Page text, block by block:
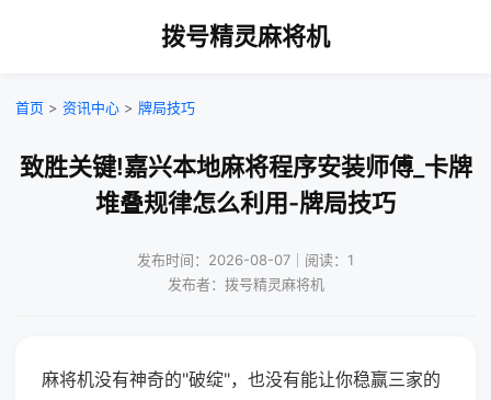
拨号精灵麻将机
首页 > 资讯中心 > 牌局技巧
致胜关键!嘉兴本地麻将程序安装师傅_卡牌
堆叠规律怎么利用-牌局技巧
发布时间：2026-08-07｜阅读：1
发布者：拨号精灵麻将机
麻将机没有神奇的"破绽"，也没有能让你稳赢三家的